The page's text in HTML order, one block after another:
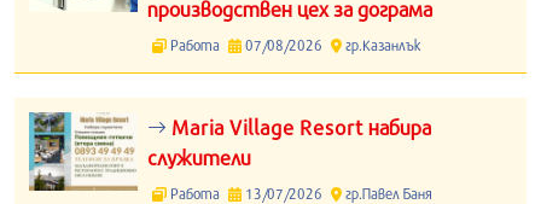
производствен цех за дограма
Работа 07/08/2026 гр.Казанлък
Maria Village Resort набира
служители
Работа 13/07/2026 гр.Павел Баня